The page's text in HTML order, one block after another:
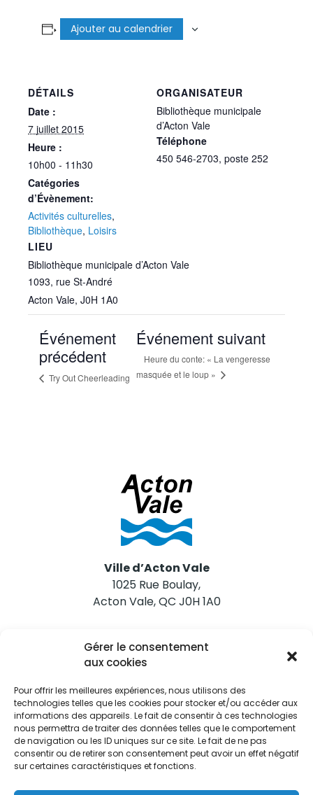
Gérer le consentement
aux cookies
Pour offrir les meilleures expériences, nous utilisons des
technologies telles que les cookies pour stocker et/ou accéder aux
informations des appareils. Le fait de consentir à ces technologies
nous permettra de traiter des données telles que le comportement
de navigation ou les ID uniques sur ce site. Le fait de ne pas
consentir ou de retirer son consentement peut avoir un effet négatif
sur certaines caractéristiques et fonctions.
Ajouter au calendrier
DÉTAILS
Date :
7 juillet 2015
Heure :
10h00 - 11h30
Catégories
d’Évènement:
Activités culturelles,
Bibliothèque, Loisirs
LIEU
Bibliothèque municipale d’Acton Vale
1093, rue St-André
Acton Vale, J0H 1A0
ORGANISATEUR
Bibliothèque municipale
d’Acton Vale
Téléphone
450 546-2703, poste 252
Événement
précédent
Try Out Cheerleading
Événement suivant
Heure du conte: « La vengeresse
masquée et le loup »
Ville d’Acton Vale
1025 Rue Boulay,
Acton Vale, QC J0H 1A0
Nous joindre
Tél. 450 546-2703
Restez informés
Abonnez-vous aux alertes municipales